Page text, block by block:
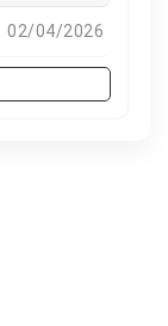
02/04/2026